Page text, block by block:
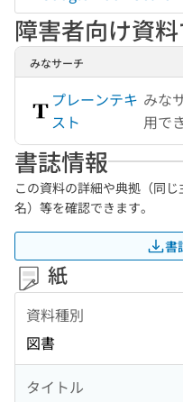
障害者向け資
みなサーチ
プレーンテキ
スト
みな
用で
書誌情報
この資料の詳細や典拠（同
名）等を確認できます。
書
紙
資料種別
図書
タイトル